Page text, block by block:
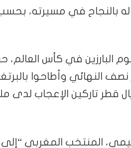
له بالنجاح في مسيرته،
البارزين في كأس
النهائي وأطاحوا
قطر تاركين الإعجاب لدى
المنتخب المغربي “إلى